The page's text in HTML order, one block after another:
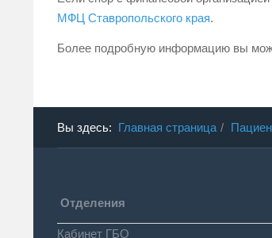
МФЦ Ставропольского края.
Более подробную информацию вы
Вы здесь: Главная страница
Отделения
Кабинет ГБО